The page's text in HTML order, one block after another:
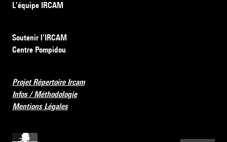
L’équipe IRCAM
Soutenir l’IRCAM
Centre Pompidou
Projet Répertoire Ircam
Infos / Méthodologie
Mentions Légales